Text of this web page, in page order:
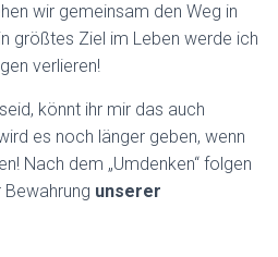
wir gemeinsam den Weg in
größtes Ziel im Leben werde ich
verlieren!
könnt ihr mir das auch
es noch länger geben, wenn
Nach dem „Umdenken“ folgen
unserer